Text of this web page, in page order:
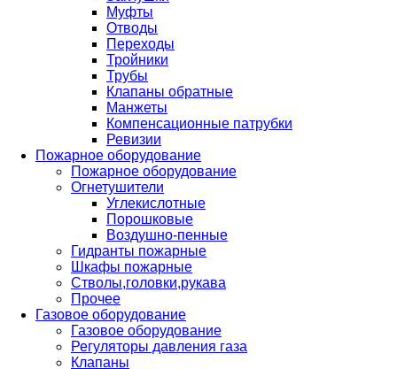
Муфты
Отводы
Переходы
Тройники
Трубы
Клапаны обратные
Манжеты
Компенсационные патрубки
Ревизии
Пожарное оборудование
Пожарное оборудование
Огнетушители
Углекислотные
Порошковые
Воздушно-пенные
Гидранты пожарные
Шкафы пожарные
Стволы,головки,рукава
Прочее
Газовое оборудование
Газовое оборудование
Регуляторы давления газа
Клапаны